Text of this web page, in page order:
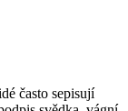
často sepisují